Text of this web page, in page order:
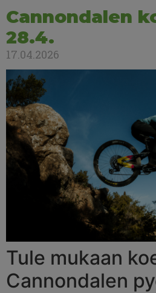
Cannondalen
28.4.
17.04.2026
Tule mukaan
Cannondalen